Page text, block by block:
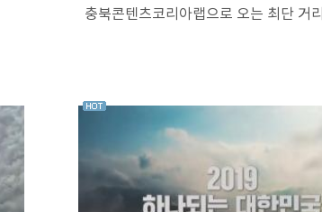
충북콘텐츠코리아랩으로 오는 최단 거리